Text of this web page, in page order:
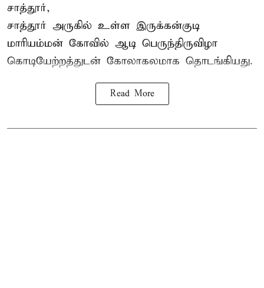
சாத்தூர்,
சாத்தூர் அருகில் உள்ள இருக்கன்குடி
மாரியம்மன் கோவில் ஆடி பெருந்திருவிழா
கொடியேற்றத்துடன் கோலாகலமாக தொடங்கியது.
Read More